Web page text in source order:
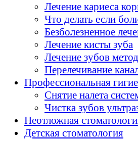
Лечение кариеса
Что делать если
Безболезненное
Лечение кисты зуба
Лечение зубов
Перелечивание
Профессиональная
Снятие налета
Чистка зубов
Неотложная
Детская стоматология